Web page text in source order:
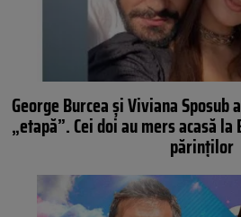
George Burcea și Viviana
„etapă”. Cei doi au mers acasă
părinților